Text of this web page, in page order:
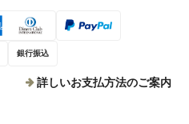
銀行振込
詳しいお支払方法のご案内